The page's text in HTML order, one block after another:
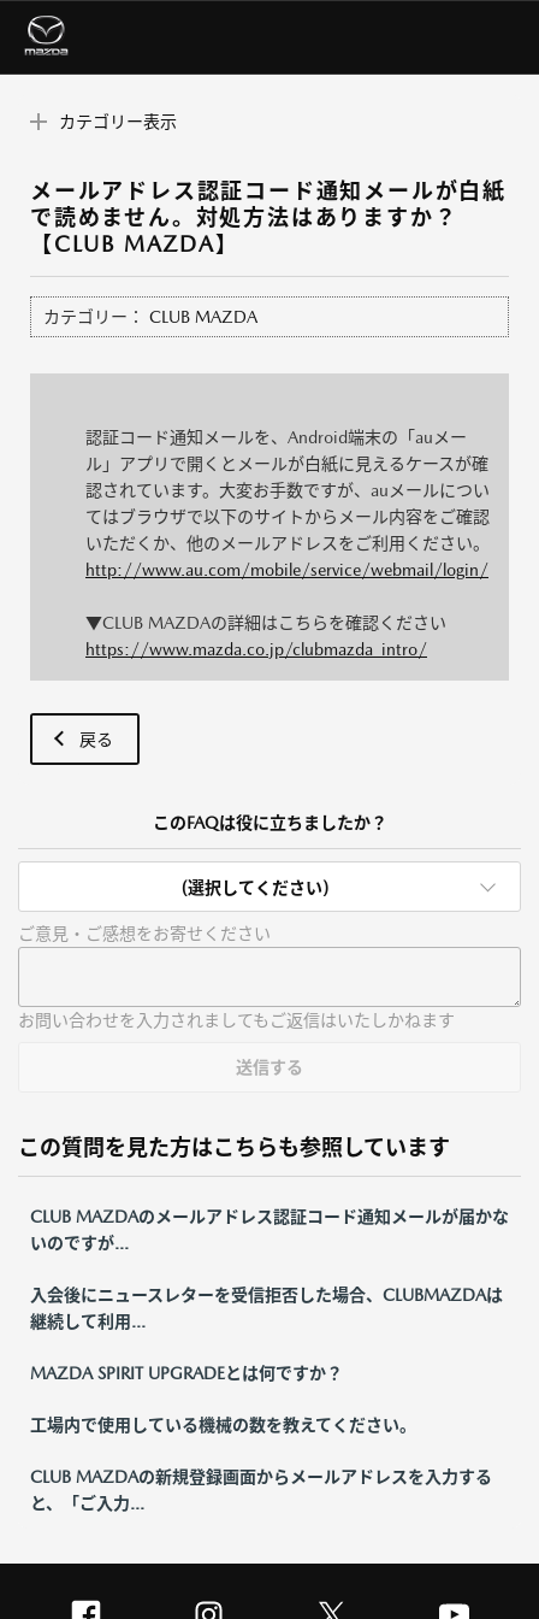
カテゴリー表示
メールアドレス認証コード通知メールが白紙
で読めません。対処方法はありますか？
【CLUB MAZDA】
カテゴリー： CLUB MAZDA
認証コード通知メールを、Android端末の「auメー
ル」アプリで開くとメールが白紙に見えるケースが確
認されています。大変お手数ですが、auメールについ
てはブラウザで以下のサイトからメール内容をご確認
いただくか、他のメールアドレスをご利用ください。
http://www.au.com/mobile/service/webmail/login/
▼CLUB MAZDAの詳細はこちらを確認ください
https://www.mazda.co.jp/clubmazda_intro/
戻る
このFAQは役に立ちましたか？
(選択してください)
ご意見・ご感想をお寄せください
お問い合わせを入力されましてもご返信はいたしかねます
送信する
この質問を見た方はこちらも参照しています
CLUB MAZDAのメールアドレス認証コード通知メールが届かな
いのですが...
入会後にニュースレターを受信拒否した場合、CLUBMAZDAは
継続して利用...
MAZDA SPIRIT UPGRADEとは何ですか？
工場内で使用している機械の数を教えてください。
CLUB MAZDAの新規登録画面からメールアドレスを入力する
と、「ご入力...